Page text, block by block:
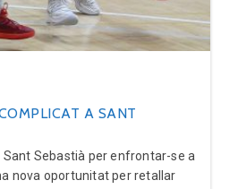
A SANT
Sant Sebastià per enfrontar-se a
nova oportunitat per retallar